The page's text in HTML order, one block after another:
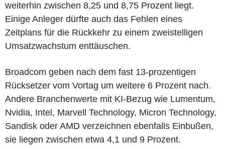
weiterhin zwischen 8,25 und 8,75 Prozent liegt.
Einige Anleger dürfte auch das Fehlen eines
Zeitplans für die Rückkehr zu einem zweistelligen
Umsatzwachstum enttäuschen.
Broadcom geben nach dem fast 13-prozentigen
Rücksetzer vom Vortag um weitere 6 Prozent nach.
Andere Branchenwerte mit KI-Bezug wie Lumentum,
Nvidia, Intel, Marvell Technology, Micron Technology,
Sandisk oder AMD verzeichnen ebenfalls Einbußen,
sie liegen zwischen etwa 4,1 und 9 Prozent.